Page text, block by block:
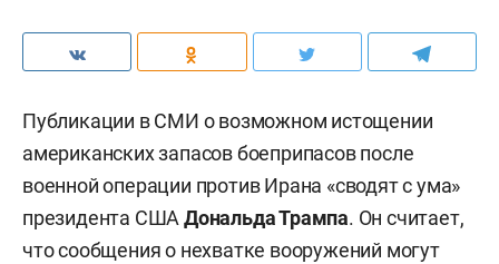
Публикации в СМИ о возможном истощении
американских запасов боеприпасов после
военной операции против Ирана «сводят с ума»
президента СШАДональда Трампа. Он считает,
что сообщения о нехватке вооружений могут